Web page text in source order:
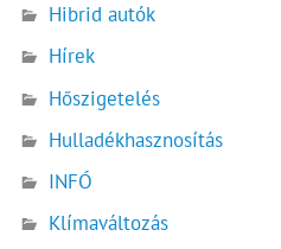
Hibrid autók
Hírek
Hőszigetelés
Hulladékhasznosítás
INFÓ
Klímaváltozás